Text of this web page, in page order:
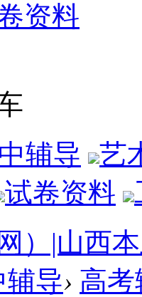
资料
辅导
艺
试卷资料
）|山西
辅导› 高